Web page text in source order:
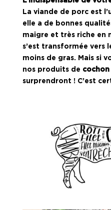
La viande de porc est
elle a de bonnes
maigre et très riche en
s’est transformée vers
moins de gras. Mais si
nos produits de
surprendront ! C’est